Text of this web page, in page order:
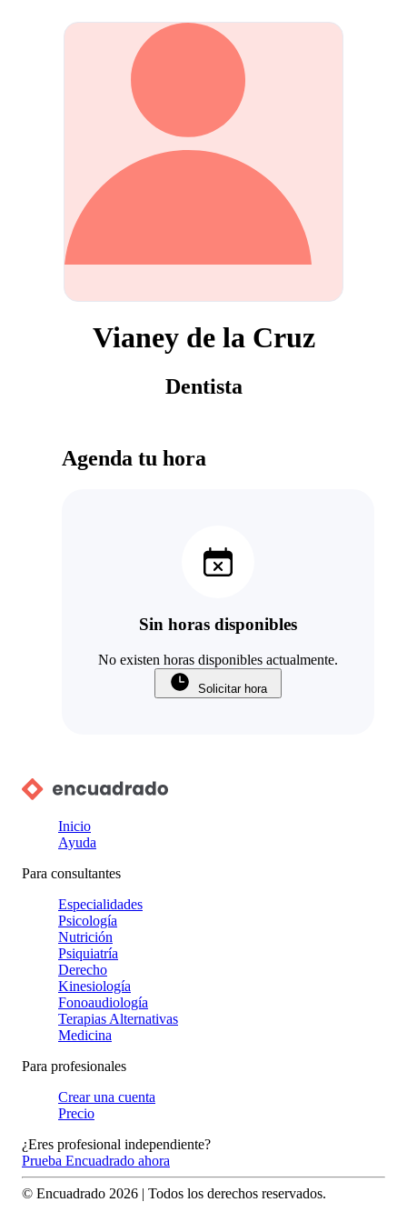
Vianey de la Cruz
Dentista
Agenda tu hora
Sin horas disponibles
No existen horas disponibles actualmente.
Solicitar hora
Inicio
Ayuda
Para consultantes
Especialidades
Psicología
Nutrición
Psiquiatría
Derecho
Kinesiología
Fonoaudiología
Terapias Alternativas
Medicina
Para profesionales
Crear una cuenta
Precio
¿Eres profesional independiente?
Prueba Encuadrado ahora
© Encuadrado 2026 | Todos los derechos reservados.